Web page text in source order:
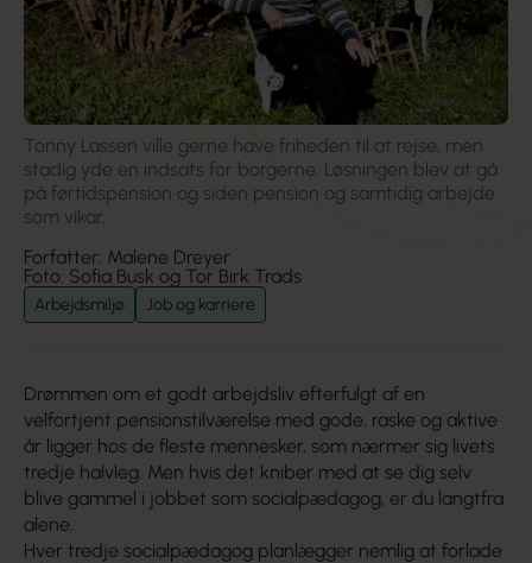
Tonny Lassen ville gerne have friheden til at rejse, men
stadig yde en indsats for borgerne. Løsningen blev at gå
på førtids­pension og siden pension og samtidig arbejde
som vikar.
Forfatter: Malene Dreyer
Foto: Sofia Busk og Tor Birk Trads
Arbejdsmiljø Job og karriere
Drømmen om et godt arbejdsliv efterfulgt af en
velfortjent pensionstilværelse med gode, raske og aktive
år ligger hos de fleste mennesker, som nærmer sig livets
tredje halvleg. Men hvis det kniber med at se dig selv
blive gammel i jobbet som socialpædagog, er du langtfra
alene.
Hver tredje socialpædagog planlægger nemlig at forlade